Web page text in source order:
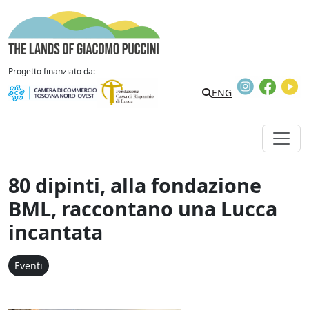
Vai al contenuto
Progetto finanziato da:
Search
ENG
Instagram
80 dipinti, alla fondazione
BML, raccontano una Lucca
incantata
Eventi